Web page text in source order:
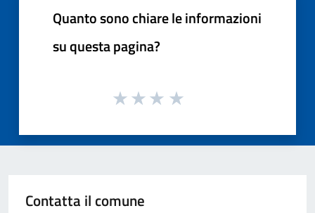
Quanto sono chiare le informazioni
su questa pagina?
Contatta il comune